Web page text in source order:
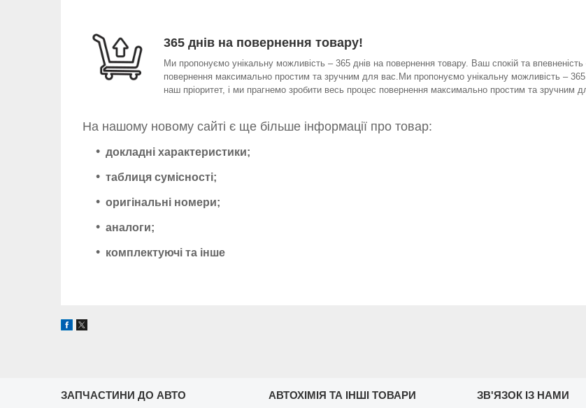
365 днів на повернення товару!
Ми пропонуємо унікальну можливість – 365 днів на повернення товару. Ваш спокій та
повернення максимально простим та зручним для вас.Ми пропонуємо унікальну можливість –
наш пріоритет, і ми прагнемо зробити весь процес повернення максимально простим та зручним
На нашому новому сайті є ще більше інформації про товар:
докладні характеристики;
таблиця сумісності;
оригінальні номери;
аналоги;
комплектуючі та інше
ЗАПЧАСТИНИ ДО АВТО АВТОХІМІЯ ТА ІНШІ ТОВАРИ ЗВ'ЯЗОК ІЗ НАМИ